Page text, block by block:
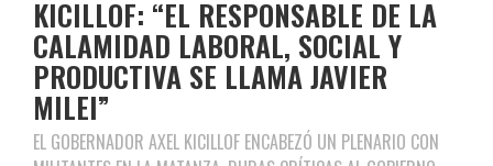
KICILLOF: “EL RESPONSABLE DE LA
CALAMIDAD LABORAL, SOCIAL Y
PRODUCTIVA SE LLAMA JAVIER
MILEI”
EL GOBERNADOR AXEL KICILLOF ENCABEZÓ UN PLENARIO CON